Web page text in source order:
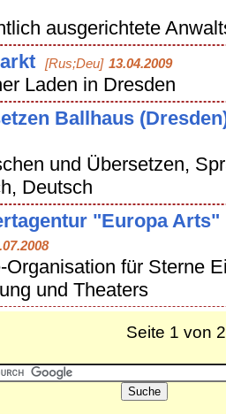
ausgerichtete
[Rus;Deu] 13.04.2009
Laden in Dresden
Ballhaus
und Übersetzen,
Deutsch
"Europa Arts"
Organisation für Sterne
und Theaters
Seite 1 von